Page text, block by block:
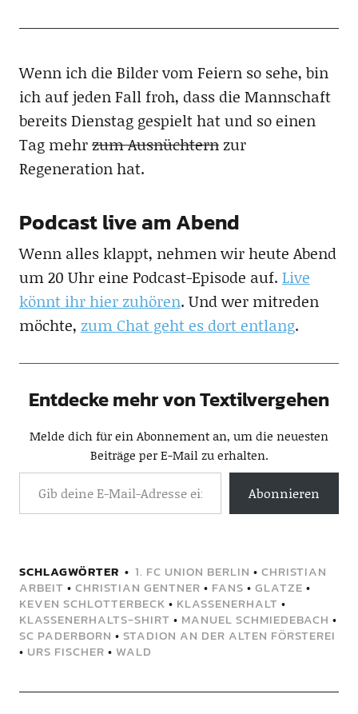
Wenn ich die Bilder vom Feiern so sehe, bin
ich auf jeden Fall froh, dass die Mannschaft
bereits Dienstag gespielt hat und so einen
Tag mehrzum Ausnüchternzur
Regeneration hat.
Podcast live am Abend
Wenn alles klappt, nehmen wir heute Abend
um 20 Uhr eine Podcast-Episode auf. Live
könnt ihr hier zuhören. Und wer mitreden
möchte, zum Chat geht es dort entlang.
Entdecke mehr von Textilvergehen
Melde dich für ein Abonnement an, um die neuesten
Beiträge per E-Mail zu erhalten.
Abonnieren
SCHLAGWÖRTER 1. FC UNION BERLIN • CHRISTIAN
ARBEIT • CHRISTIAN GENTNER • FANS • GLATZE •
KEVEN SCHLOTTERBECK • KLASSENERHALT •
KLASSENERHALTS-SHIRT • MANUEL SCHMIEDEBACH •
SC PADERBORN • STADION AN DER ALTEN FÖRSTEREI
• URS FISCHER • WALD